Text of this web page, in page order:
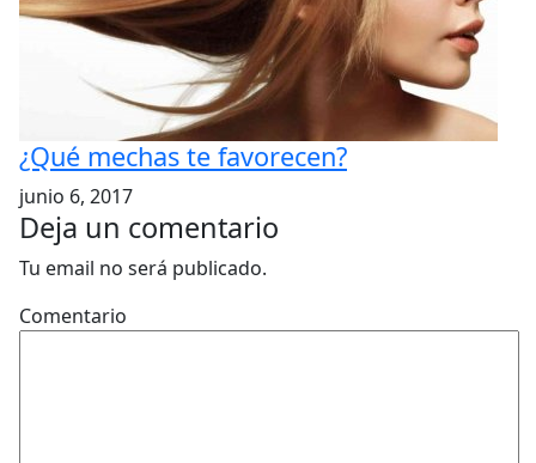
¿Qué mechas te favorecen?
junio 6, 2017
Deja un comentario
Tu email no será publicado.
Comentario